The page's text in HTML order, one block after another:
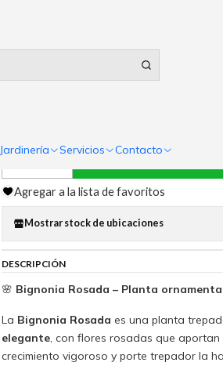
Jardinería Servicios Contacto
Cantidad
Agregar a la lista de favoritos
Mostrar stock de ubicaciones
DESCRIPCIÓN
🌸 Bignonia Rosada – Planta
La Bignonia Rosada es una planta
elegante, con flores rosadas que
crecimiento vigoroso y porte trepador la